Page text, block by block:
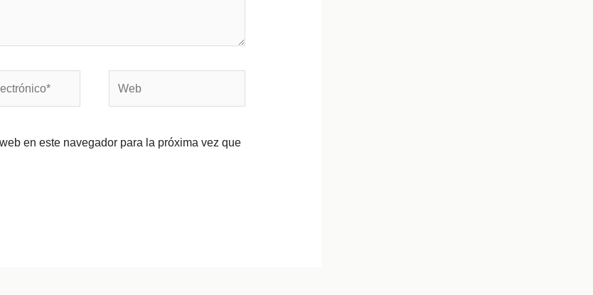
en este navegador para la próxima vez que